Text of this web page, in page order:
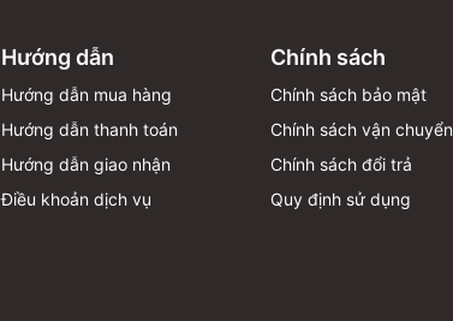
Hướng dẫn
Hướng dẫn mua hàng
Hướng dẫn thanh toán
Hướng dẫn giao nhận
Điều khoản dịch vụ
Chính sách
Chính sách bảo mật
Chính sách vận chuyển
Chính sách đổi trả
Quy định sử dụng